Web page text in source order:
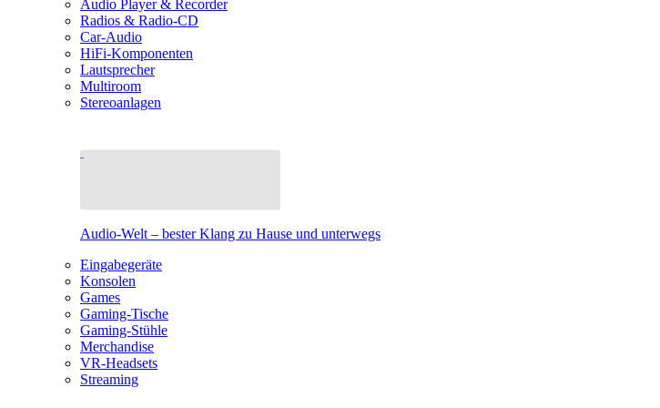
Audio Player & Recorder
Radios & Radio-CD
Car-Audio
HiFi-Komponenten
Lautsprecher
Multiroom
Stereoanlagen
Audio-Welt – bester Klang zu Hause und unterwegs
Eingabegeräte
Konsolen
Games
Gaming-Tische
Gaming-Stühle
Merchandise
VR-Headsets
Streaming